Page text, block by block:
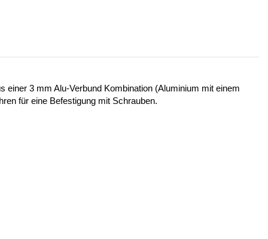
3 mm Alu-Verbund Kombination (Aluminium mit einem
für eine Befestigung mit Schrauben.